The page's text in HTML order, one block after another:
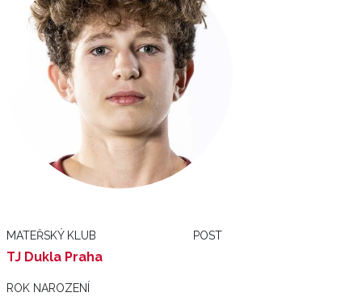
MATEŘSKÝ KLUB
TJ Dukla Praha
POST
ROK NAROZENÍ